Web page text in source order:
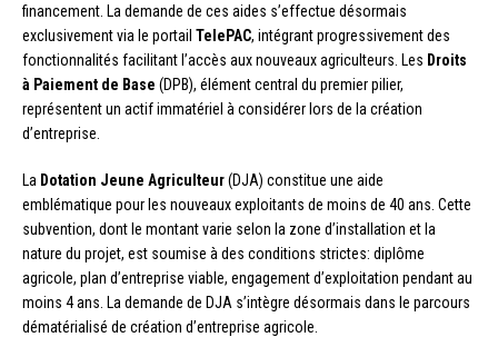
financement. La demande de ces aides s’effectue désormais
exclusivement via le portail TelePAC, intégrant progressivement des
fonctionnalités facilitant l’accès aux nouveaux agriculteurs. Les Droits
à Paiement de Base (DPB), élément central du premier pilier,
représentent un actif immatériel à considérer lors de la création
d’entreprise.
La Dotation Jeune Agriculteur(DJA) constitue une aide
emblématique pour les nouveaux exploitants de moins de 40 ans. Cette
subvention, dont le montant varie selon la zone d’installation et la
nature du projet, est soumise à des conditions strictes: diplôme
agricole, plan d’entreprise viable, engagement d’exploitation pendant au
moins 4 ans. La demande de DJA s’intègre désormais dans le parcours
dématérialisé de création d’entreprise agricole.